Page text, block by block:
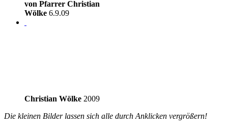
von Pfarrer Christian
Wölke 6.9.09
Christian Wölke 2009
Die kleinen Bilder lassen sich alle durch Anklicken vergrößern!